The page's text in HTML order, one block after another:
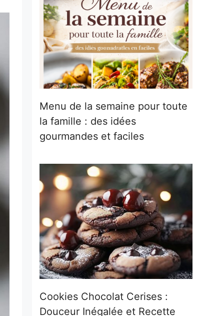
Menu de la semaine pour toute
la famille : des idées
gourmandes et faciles
Cookies Chocolat Cerises :
Douceur Inégalée et Recette